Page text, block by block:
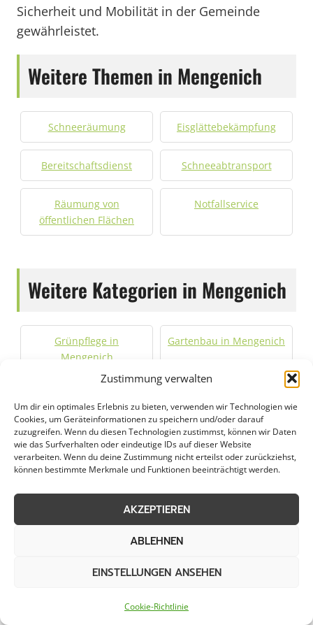
Zustimmung verwalten
Um dir ein optimales Erlebnis zu bieten, verwenden wir Technologien wie
Cookies, um Geräteinformationen zu speichern und/oder darauf
zuzugreifen. Wenn du diesen Technologien zustimmst, können wir Daten
wie das Surfverhalten oder eindeutige IDs auf dieser Website
verarbeiten. Wenn du deine Zustimmung nicht erteilst oder zurückziehst,
können bestimmte Merkmale und Funktionen beeinträchtigt werden.
AKZEPTIEREN
ABLEHNEN
EINSTELLUNGEN ANSEHEN
Cookie-Richtlinie
Sicherheit und Mobilität in der Gemeinde
gewährleistet.
Weitere Themen in Mengenich
Schneeräumung Eisglättebekämpfung
Bereitschaftsdienst Schneeabtransport
Räumung von
öffentlichen Flächen
Notfallservice
Weitere Kategorien in Mengenich
Grünpflege in
Mengenich
Gartenbau in Mengenich
Mengenich
Mengenich
Dachreinigung in
Mengenich
Städte im Umkreis von 50 km
Streudienst in Alfter
Streudienst in Altstadt